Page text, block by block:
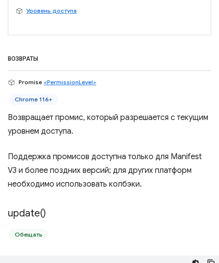
Уровень доступа
ВОЗВРАТЫ
Promise <PermissionLevel>
Chrome 116+
Возвращает промис, который разрешается с текущим
уровнем доступа.
Поддержка промисов доступна только для Manifest
V3 и более поздних версий; для других платформ
необходимо использовать колбэки.
update()
Обещать